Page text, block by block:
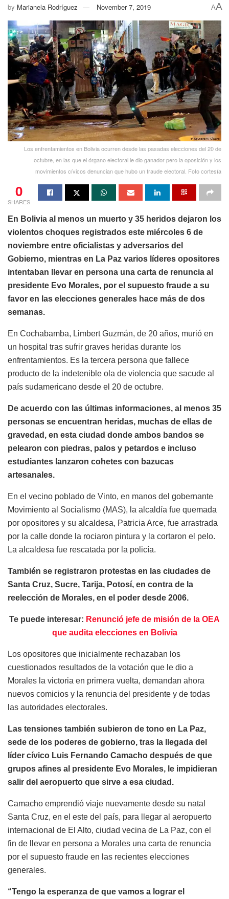
by Marianela Rodríguez November 7, 2019 AA
Los enfrentamientos en Bolivia ocurren desde las pasadas elecciones del 20 de
octubre, en las que el órgano electoral le dio ganador pero la oposición y los
movimientos cívicos denuncian que hubo un fraude electoral. Foto cortesía
0
SHARES
En Bolivia al menos un muerto y 35 heridos dejaron los
violentos choques registrados este miércoles 6 de
noviembre entre oficialistas y adversarios del
Gobierno, mientras en La Paz varios líderes opositores
intentaban llevar en persona una carta de renuncia al
presidente Evo Morales, por el supuesto fraude a su
favor en las elecciones generales hace más de dos
semanas.
En Cochabamba, Limbert Guzmán, de 20 años, murió en
un hospital tras sufrir graves heridas durante los
enfrentamientos. Es la tercera persona que fallece
producto de la indetenible ola de violencia que sacude al
país sudamericano desde el 20 de octubre.
De acuerdo con las últimas informaciones, al menos 35
personas se encuentran heridas, muchas de ellas de
gravedad, en esta ciudad donde ambos bandos se
pelearon con piedras, palos y petardos e incluso
estudiantes lanzaron cohetes con bazucas
artesanales.
En el vecino poblado de Vinto, en manos del gobernante
Movimiento al Socialismo (MAS), la alcaldía fue quemada
por opositores y su alcaldesa, Patricia Arce, fue arrastrada
por la calle donde la rociaron pintura y la cortaron el pelo.
La alcaldesa fue rescatada por la policía.
También se registraron protestas en las ciudades de
Santa Cruz, Sucre, Tarija, Potosí, en contra de la
reelección de Morales, en el poder desde 2006.
Te puede interesar: Renunció jefe de misión de la OEA
que audita elecciones en Bolivia
Los opositores que inicialmente rechazaban los
cuestionados resultados de la votación que le dio a
Morales la victoria en primera vuelta, demandan ahora
nuevos comicios y la renuncia del presidente y de todas
las autoridades electorales.
Las tensiones también subieron de tono en La Paz,
sede de los poderes de gobierno, tras la llegada del
líder cívico Luis Fernando Camacho después de que
grupos afines al presidente Evo Morales, le impidieran
salir del aeropuerto que sirve a esa ciudad.
Camacho emprendió viaje nuevamente desde su natal
Santa Cruz, en el este del país, para llegar al aeropuerto
internacional de El Alto, ciudad vecina de La Paz, con el
fin de llevar en persona a Morales una carta de renuncia
por el supuesto fraude en las recientes elecciones
generales.
“Tengo la esperanza de que vamos a lograr el